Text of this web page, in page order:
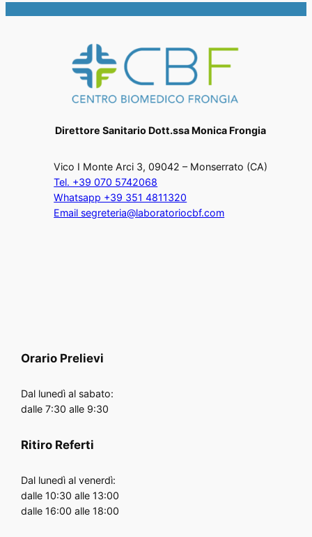
Direttore Sanitario Dott.ssa Monica Frongia
Vico I Monte Arci 3, 09042 – Monserrato (CA)
Tel. +39 070 5742068
Whatsapp +39 351 4811320
Email segreteria@laboratoriocbf.com
Orario Prelievi
Dal lunedì al sabato:
dalle 7:30 alle 9:30
Ritiro Referti
Dal lunedì al venerdì:
dalle 10:30 alle 13:00
dalle 16:00 alle 18:00